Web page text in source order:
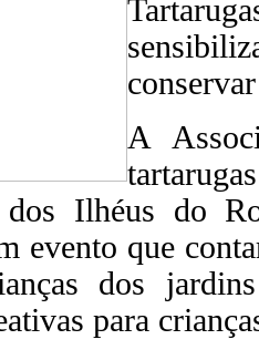
A
Ilhéus do
evento que
dos
para